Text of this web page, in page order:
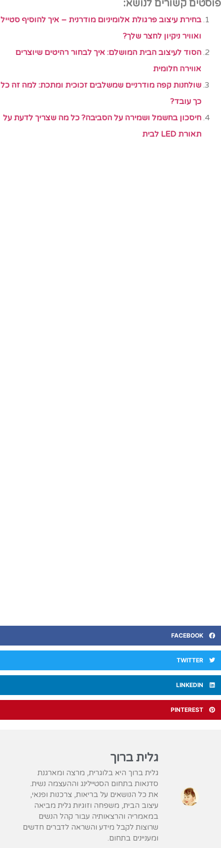
קשורים לנושא:
בחירת עיצוב פרגולת אלומיניום מודרנית – איך להוסיף סטייל
ואוויר ניקיון לחצר שלך?
הסוד לעיצוב הבית המושלם: איך לבחור רהיטים שיוצרים
אווירה חלומית
שולחנות קפה מודרניים שמשלבים זכוכית ומתכת: למה זה כל
כך עובד?
חיסכון בחשמל ושמירה על הסביבה? כל מה שצריך לדעת על
תאורת LED לבית
FACEBOOK
TWITTER
LINKEDIN
PINTEREST
גלית ברוך
גלית ברוך היא בלוגרית, מרצה ומארגנת
סדנאות בתחום הסטיילינג וההעצמה נשית.
את כל הנושאים על בריאות, צרכנות ופנאי,
עיצוב הבית, משפחה וזוגיות גלית מביאה
במאמריה והרצאותיה עבור קהל הנשים
שרוצות לקבל מידע והשראה לדברים חדשים
ומעניינים בתחום.